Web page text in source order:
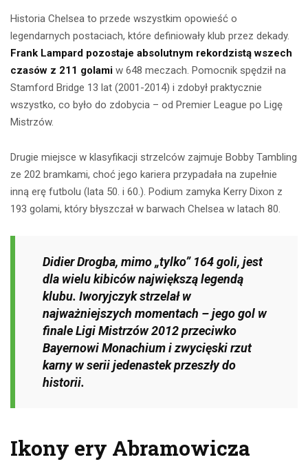
Historia Chelsea to przede wszystkim opowieść o
legendarnych postaciach, które definiowały klub przez dekady.
Frank Lampard pozostaje absolutnym rekordzistą wszech
czasów z 211 golami w 648 meczach. Pomocnik spędził na
Stamford Bridge 13 lat (2001-2014) i zdobył praktycznie
wszystko, co było do zdobycia – od Premier League po Ligę
Mistrzów.
Drugie miejsce w klasyfikacji strzelców zajmuje Bobby Tambling
ze 202 bramkami, choć jego kariera przypadała na zupełnie
inną erę futbolu (lata 50. i 60.). Podium zamyka Kerry Dixon z
193 golami, który błyszczał w barwach Chelsea w latach 80.
Didier Drogba, mimo „tylko” 164 goli, jest
dla wielu kibiców największą legendą
klubu. Iworyjczyk strzelał w
najważniejszych momentach – jego gol w
finale Ligi Mistrzów 2012 przeciwko
Bayernowi Monachium i zwycięski rzut
karny w serii jedenastek przeszły do
historii.
Ikony ery Abramowicza